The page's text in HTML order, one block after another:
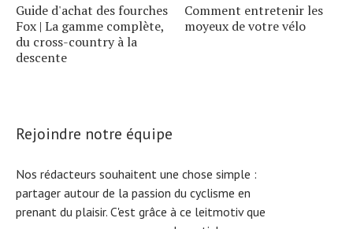
Guide d'achat des fourches
Fox | La gamme complète,
du cross-country à la
descente
Comment entretenir les
moyeux de votre vélo
Rejoindre notre équipe
Nos rédacteurs souhaitent une chose simple :
partager autour de la passion du cyclisme en
prenant du plaisir. C'est grâce à ce leitmotiv que